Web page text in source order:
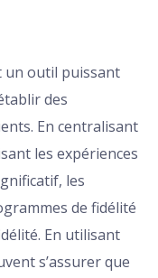
un outil puissant
des
En centralisant
les expériences
les
de fidélité
En utilisant
s’assurer que